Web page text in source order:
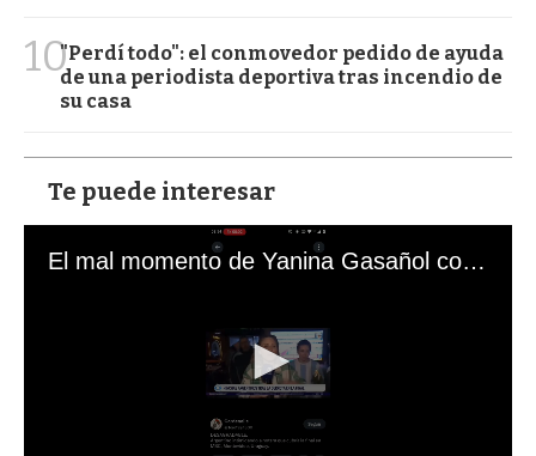
10"Perdí todo": el conmovedor pedido de ayuda
de una periodista deportiva tras incendio de
su casa
Te puede interesar
El mal momento de Yanina Gasañol con un hincha argentino en "Subrayado"